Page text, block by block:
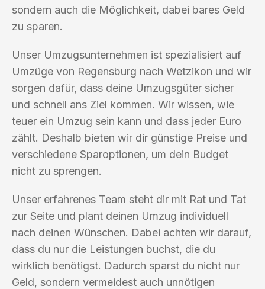
sondern auch die Möglichkeit, dabei bares Geld
zu sparen.
Unser Umzugsunternehmen ist spezialisiert auf
Umzüge von Regensburg nach Wetzikon und wir
sorgen dafür, dass deine Umzugsgüter sicher
und schnell ans Ziel kommen. Wir wissen, wie
teuer ein Umzug sein kann und dass jeder Euro
zählt. Deshalb bieten wir dir günstige Preise und
verschiedene Sparoptionen, um dein Budget
nicht zu sprengen.
Unser erfahrenes Team steht dir mit Rat und Tat
zur Seite und plant deinen Umzug individuell
nach deinen Wünschen. Dabei achten wir darauf,
dass du nur die Leistungen buchst, die du
wirklich benötigst. Dadurch sparst du nicht nur
Geld, sondern vermeidest auch unnötigen